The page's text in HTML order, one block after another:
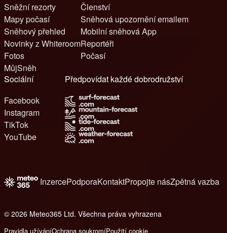
Sněžní rezorty
Mapy počasí
Sněhový přehled
Novinky z Whiteroom
Fotos
MůjSněh
Členství
Sněhová upozornění emailem
Mobilní sněhová App
Reportéři
Počasí
Sociální
Facebook
Instagram
TikTok
YouTube
Předpovídat každé dobrodružství
InzercePodporaKontaktPropojte násZpětná vazba
© 2026 Meteo365 Ltd. Všechna práva vyhrazena
Pravidla užíváníOchrana soukromíPoužití cookie